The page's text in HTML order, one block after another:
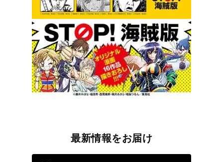
最新情報をお届け